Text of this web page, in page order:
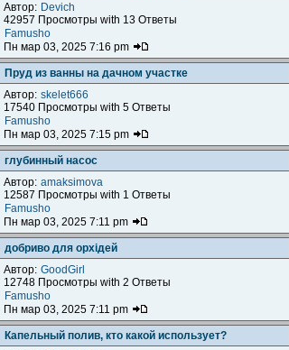
Автор: Devich
42957 Просмотры with 13 Ответы
Famusho
Пн мар 03, 2025 7:16 pm
Пруд из ванны на дачном участке
Автор: skelet666
17540 Просмотры with 5 Ответы
Famusho
Пн мар 03, 2025 7:15 pm
глубинный насос
Автор: amaksimova
12587 Просмотры with 1 Ответы
Famusho
Пн мар 03, 2025 7:11 pm
добриво для орхідей
Автор: GoodGirl
12748 Просмотры with 2 Ответы
Famusho
Пн мар 03, 2025 7:11 pm
Капельный полив, кто какой использует?